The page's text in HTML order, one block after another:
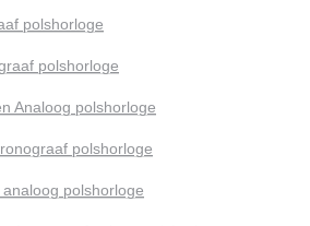
polshorloge
polshorloge
Analoog polshorloge
polshorloge
polshorloge